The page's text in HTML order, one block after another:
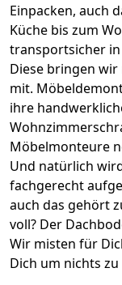
Einpacken, auch
Küche bis zum
transportsicher
Diese bringen
mit.
ihre
Möbelmonteure
Und natürlich
fachgerecht
auch das gehört
voll? Der
Wir misten für
Dich um nichts